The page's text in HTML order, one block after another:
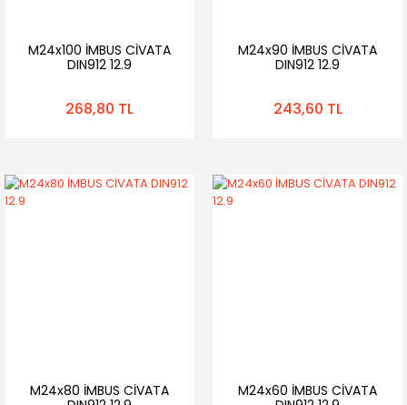
M24x100 İMBUS CİVATA
DIN912 12.9
268,80 TL
M24x90 İMBUS CİVATA
DIN912 12.9
243,60 TL
M24x80 İMBUS CİVATA
M24x60 İMBUS CİVATA